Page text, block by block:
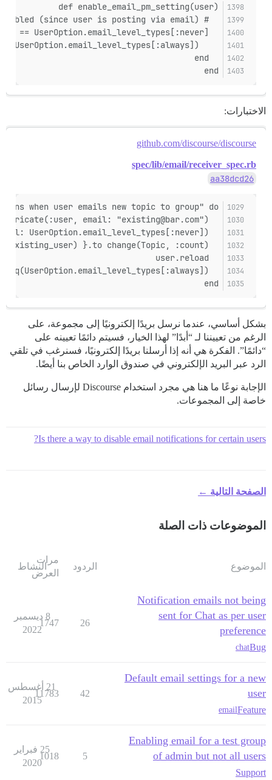
def enable_email_pm_setting(user)
  # ensure user PM emails are enabled (since user is posting via email)
end
الاختبارات:
github.com/discourse/discourse
spec/lib/email/receiver_spec.rb
aa38dcd26
when user emails new topic to group" do
end
بشكل أساسي، عندما نرسل بريدًا إلكترونيًا إلى مجموعة، على
الرغم من تعييننا لـ “أبدًا” لهذا الخيار، فسيتم دائمًا تعيينه على
“دائمًا”. الفكرة هي أنه إذا أرسلنا بريدًا إلكترونيًا، فسنرغب في تلقي
الرد عبر البريد الإلكتروني في صندوق الوارد الخاص بنا أيضًا.
الإجابة نوعًا ما هنا هي مجرد استخدام Discourse لإرسال رسائل
خاصة إلى المجموعات.
Is there a way to disable email notifications for certain users?
الصفحة التالية ←
الموضوعات ذات الصلة
الموضوع الردود
مرات
العرض
النشاط
Notification emails not being
sent for Chat as per user
preference
Bug
chat
26
1747
8 ديسمبر
2022
Default email settings for a new
user
Feature
email
42
11783
21 أغسطس
2015
Enabling email for a test group
of admin but not all users
Support
5
1018
25 فبراير
2020